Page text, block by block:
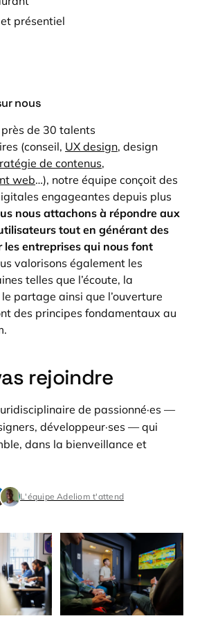
présentiel
nous
de 30 talents
(conseil, UX design, design
de contenus,
web…), notre équipe conçoit des
engageantes depuis plus
nous attachons à répondre aux
tout en générant des
les entreprises qui nous font
valorisons également les
telles que l’écoute, la
partage ainsi que l’ouverture
des principes fondamentaux au
rejoindre
de passionné·es —
développeur·ses — qui
dans la bienveillance et
L'équipe Adeliom t'attend